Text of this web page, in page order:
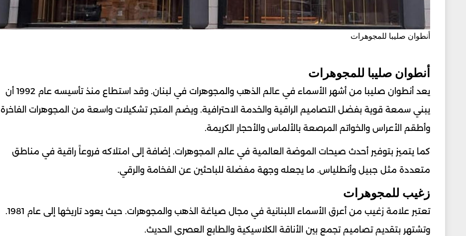
أنطوان صليبا للمجوهرات
أنطوان صليبا للمجوهرات
يعد أنطوان صليبا من أشهر الأسماء في عالم الذهب والمجوهرات في لبنان. وقد استطاع منذ تأسيسه عام 1992 أن
يبني سمعة قوية بفضل التصاميم الراقية والخدمة الاحترافية. ويضم المتجر تشكيلات واسعة من المجوهرات الفاخرة
وأطقم الأعراس والخواتم المرصعة بالألماس والأحجار الكريمة.
كما يتميز بتوفير أحدث صيحات الموضة العالمية في عالم المجوهرات. إضافة إلى امتلاكه فروعاً راقية في مناطق
متعددة مثل جبيل وأنطلياس. ما يجعله وجهة مفضلة للباحثين عن الفخامة والرقي.
زغيب للمجوهرات
تعتبر علامة زغيب من أعرق الأسماء اللبنانية في مجال صياغة الذهب والمجوهرات. حيث يعود تاريخها إلى عام 1981.
وتشتهر بتقديم تصاميم تجمع بين الأناقة الكلاسيكية والطابع العصري الحديث.